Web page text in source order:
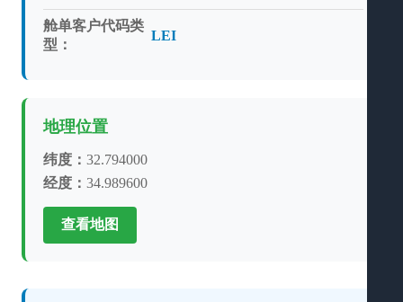
舱单客户代码类
型：
LEI
地理位置
纬度： 32.794000
经度： 34.989600
查看地图